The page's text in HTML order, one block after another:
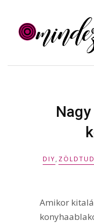
DIY,
Amikor